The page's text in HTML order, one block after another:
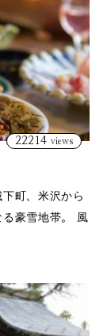
22214 views
町、米沢から
豪雪地帯。 風